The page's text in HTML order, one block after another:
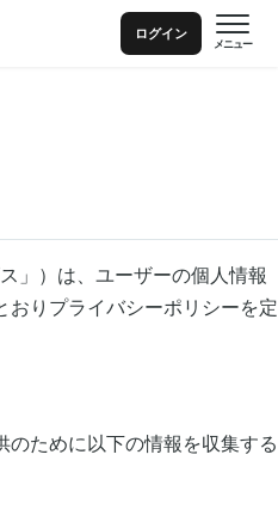
ログイン
メニュー
」）は、ユーザーの個人情報
おりプライバシーポリシーを定
のために以下の情報を収集する